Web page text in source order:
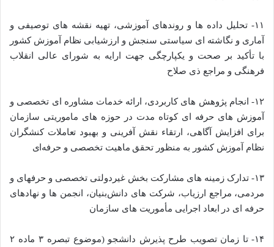
۱۱- تحلیل داده­ ها و روند‌های آموزشی، تهیه نقشه­ های توصیفی و
آماری و نگاشت­ه ای سیاستی سنجش و ارزشیابی نظام آموزش کشور
با تأکید بر صحت و یکپارچگی جهت ارایه به شورای ­عالی انقلاب
فرهنگی و مراجع ذی­ صلاح
۱۲- انجام پژوهش های کاربردی، ارائه خدمات مشاوره ­ای تخصصی و
آموزش­ های حرفه­ ای کوتاه­ مدت در حوزه­ های ماموریتی سازمان
برای افزایش آگاهی، ارتقاء نقش­ آفرینی و بهبود تعاملات کنشگران
نظام آموزش کشور به منظور تحقق ماهیت تخصصی و حرفه‌­ای
۱۳- تدارک زمینه­‌ های مشارکت بخش­ غیردولتی تخصصی و حرفه­ای و
مردمی، مراجع ارزیاب، شرکت­ های دانش‌بنیان، انجمن ­ها و نهاد‌های
حرفه­ ای در ابعاد اجرایی مأموریت­ های سازمان
۱۴- تا زمان تصویب طرح پذیرش دانشجو (موضوع تبصره ۳ ماده ۲